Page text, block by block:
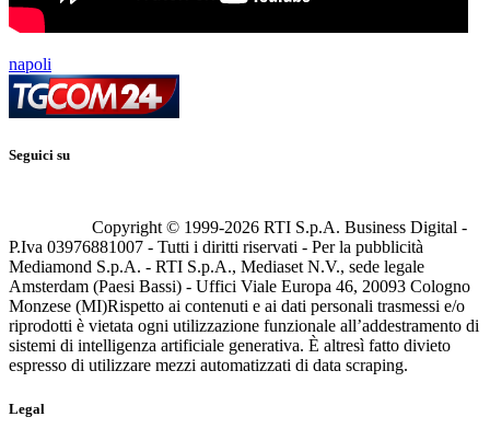
napoli
Seguici su
Copyright © 1999-2026 RTI S.p.A. Business Digital -
P.Iva 03976881007 - Tutti i diritti riservati - Per la pubblicità
Mediamond S.p.A. - RTI S.p.A., Mediaset N.V., sede legale
Amsterdam (Paesi Bassi) - Uffici Viale Europa 46, 20093 Cologno
Monzese (MI)Rispetto ai contenuti e ai dati personali trasmessi e/o
riprodotti è vietata ogni utilizzazione funzionale all’addestramento di
sistemi di intelligenza artificiale generativa. È altresì fatto divieto
espresso di utilizzare mezzi automatizzati di data scraping.
Legal